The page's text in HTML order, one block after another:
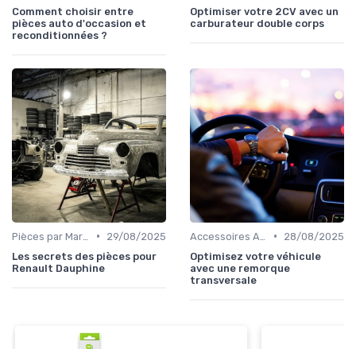
Comment choisir entre
pièces auto d'occasion et
reconditionnées ?
Optimiser votre 2CV avec un
carburateur double corps
•
29/08/2025
Les secrets des pièces pour
Renault Dauphine
•
28/08/2025
Optimisez votre véhicule
avec une remorque
transversale